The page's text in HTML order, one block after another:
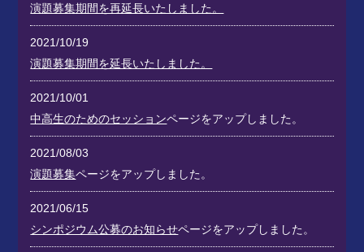
演題募集期間を再延長いたしました。
2021/10/19
演題募集期間を延長いたしました。
2021/10/01
中高生のためのセッションページをアップしました。
2021/08/03
演題募集ページをアップしました。
2021/06/15
シンポジウム公募のお知らせページをアップしました。